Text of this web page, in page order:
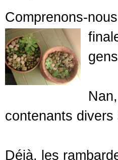
Comprenons-
contenants
Déjà, les